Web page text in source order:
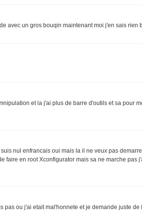
avec un gros bouqin maintenant moi j'en sais rien
et la j'ai plus de barre d'outils et sa pour
nul enfrancais oui mais la il ne veux pas
en root Xconfigurator mais sa ne marche pas
ou j'ai etait mal'honnete et je demande juste